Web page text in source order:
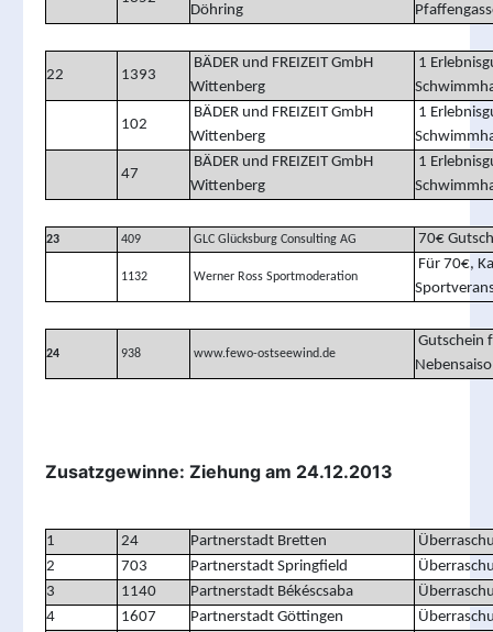
Döhring
22 1393
BÄDER und FREIZEIT GmbH
Wittenberg
1
102
BÄDER und FREIZEIT GmbH
Wittenberg
1
47
BÄDER und FREIZEIT GmbH
Wittenberg
1
23 409 GLC Glücksburg Consulting AG 70€
1132 Werner Ross Sportmoderation
Für 70€,
24 938 www.fewo-ostseewind.de
Gutschein
Zusatzgewinne: Ziehung am 24.12.2013
1 24 Partnerstadt Bretten
2
703 Partnerstadt Springfield
3
1140 Partnerstadt Békéscsaba
4
1607 Partnerstadt Göttingen